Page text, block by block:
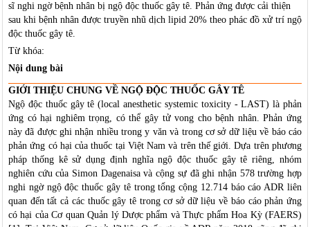
sĩ nghi ngờ bệnh nhân bị ngộ độc thuốc gây tê. Phản ứng được cải thiện
sau khi bệnh nhân được truyền nhũ dịch lipid 20% theo phác đồ xử trí ngộ
độc thuốc gây tê.
Từ khóa:
Nội dung bài
GIỚI THIỆU CHUNG VỀ NGỘ ĐỘC THUỐC GÂY TÊ
Ngộ độc thuốc gây tê (local anesthetic systemic toxicity - LAST) là phản
ứng có hại nghiêm trọng, có thể gây tử vong cho bệnh nhân. Phản ứng
này đã được ghi nhận nhiều trong y văn và trong cơ sở dữ liệu về báo cáo
phản ứng có hại của thuốc tại Việt Nam và trên thế giới. Dựa trên phương
pháp thống kê sử dụng định nghĩa ngộ độc thuốc gây tê riêng, nhóm
nghiên cứu của Simon Dagenaisa và cộng sự đã ghi nhận 578 trường hợp
nghi ngờ ngộ độc thuốc gây tê trong tổng cộng 12.714 báo cáo ADR liên
quan đến tất cả các thuốc gây tê trong cơ sở dữ liệu về báo cáo phản ứng
có hại của Cơ quan Quản lý Dược phẩm và Thực phẩm Hoa Kỳ (FAERS)